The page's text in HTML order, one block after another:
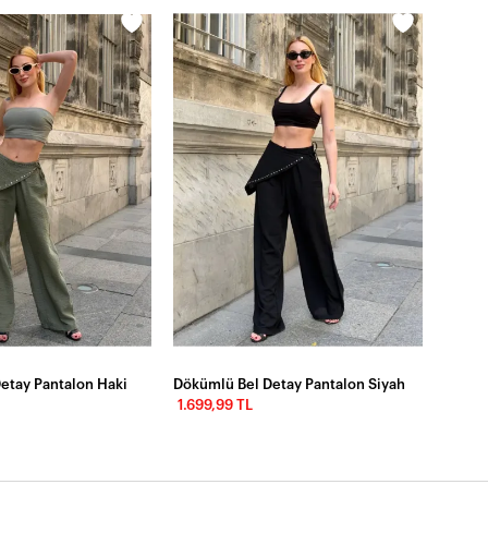
Pantalon Haki
Dökümlü Bel Detay Pantalon Siyah
1.699,99 TL